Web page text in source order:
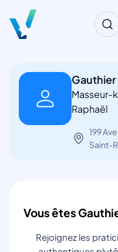
Gauthier
Masseur-
Raphaël
199
Saint-
Vous êtes
Rejoignez les